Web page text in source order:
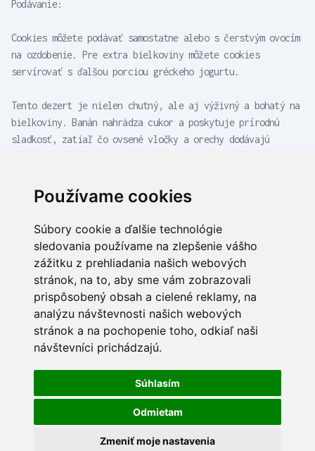
Používame cookies
Súbory cookie a ďalšie technológie
sledovania používame na zlepšenie vášho
zážitku z prehliadania našich webových
stránok, na to, aby sme vám zobrazovali
prispôsobený obsah a cielené reklamy, na
analýzu návštevnosti našich webových
stránok a na pochopenie toho, odkiaľ naši
návštevníci prichádzajú.
Súhlasím
Odmietam
Zmeniť moje nastavenia
Podávanie:
Cookies môžete podávať samostatne alebo s čerstvým ovocím
na ozdobenie. Pre extra bielkoviny môžete cookies
servírovať s ďalšou porciou gréckeho jogurtu.
Tento dezert je nielen chutný, ale aj výživný a bohatý na
bielkoviny. Banán nahrádza cukor a poskytuje prírodnú
sladkosť, zatiaľ čo ovsené vločky a orechy dodávajú
MiZu lifestyle
Bratislavská 19 90029
Nová Dedinka
Zuzana Bejlek
zuzana@mizulifestyle.sk
+421 903220 022
Miroslava Dojčáková
miroslava@mizulifestyle.sk
mizulifestyle@mizulifestyle.sk
Zásady spracovania a ochrany
osobných údajov
Obchodné podmienky